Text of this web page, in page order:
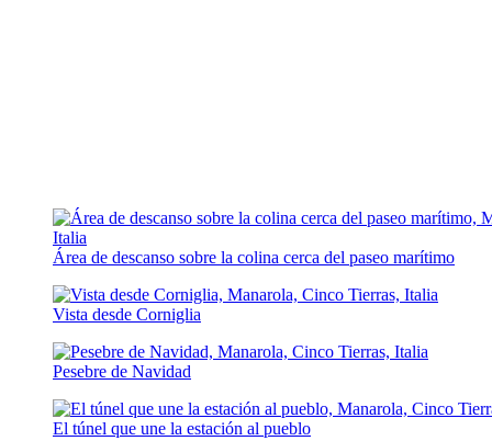
Área de descanso sobre la colina cerca del paseo marítimo
Vista desde Corniglia
Pesebre de Navidad
El túnel que une la estación al pueblo